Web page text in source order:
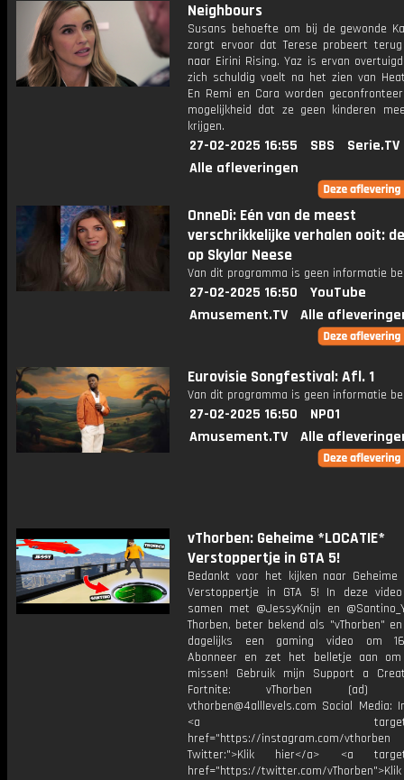
Neighbours
Susans behoefte om bij de gewonde
zorgt ervoor dat Terese probeert
naar Eirini Rising. Yaz is ervan
zich schuldig voelt na het zien van
En Remi en Cara worden
mogelijkheid dat ze geen kinderen
krijgen.
27-02-2025 16:55 SBS
Serie.TV
Alle afleveringen
OnneDi: Eén van de meest
verschrikkelijke verhalen ooit:
op Skylar Neese
Van dit programma is geen informatie
27-02-2025 16:50
YouTube
Amusement.TV
Alle
Eurovisie Songfestival: Afl. 1
Van dit programma is geen informatie
27-02-2025 16:50
NPO1
Amusement.TV
Alle
vThorben: Geheime *LOCATIE*
Verstoppertje in GTA 5!
Bedankt voor het kijken naar Geheime
Verstoppertje in GTA 5! In deze
samen met @JessyKnijn en
Thorben, beter bekend als "vThorben"
dagelijks een gaming video om
Abonneer en zet het belletje aan
missen! Gebruik mijn Support a
Fortnite: vThorben (ad)
vthorben@4alllevels.com Social Media:
<a
href="https://instagram.com/vthorben
Twitter:">Klik hier</a> <a
href="https://twitter.com/